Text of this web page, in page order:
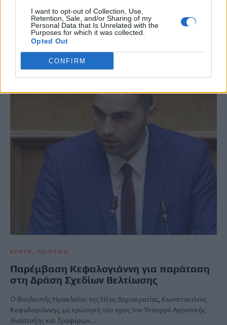
I want to opt-out of Collection, Use,
Retention, Sale, and/or Sharing of my
Personal Data that Is Unrelated with the
Purposes for which it was collected.
Opted Out
CONFIRM
ΣΧΕΤΙΚΆ ΆΡΘΡΑ
ΚΡΗΤΗ ΠΟΛΙΤΙΚΗ
Παρέμβαση Κεφαλογιάννη για παράταση
στη Δράση Σχεδίων Βελτίωσης
Ο Βουλευτής Ηρακλείου της Νέας Δημοκρατίας, Κωνσταντίνος
Κεφαλογιάννης, με ερώτησή του προς τον Υπουργό Αγροτικής
Ανάπτυξης και Τροφίμων,…